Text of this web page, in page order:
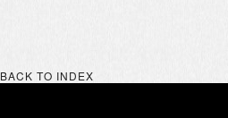
BACK TO INDEX